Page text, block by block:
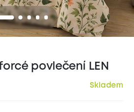
povlečení LEN
Skladem